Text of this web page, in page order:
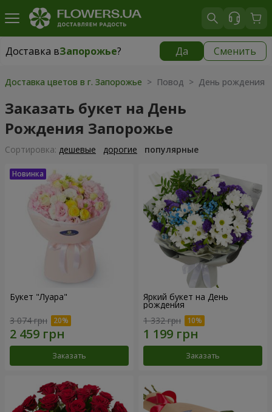
Доставка вЗапорожье? Да Сменить
Доставка вЗапорожье|
Доставка цветов в г. Запорожье > Повод > День рождения
Заказать букет на День
Рождения Запорожье
Cортировка: дешевые дорогие популярные
Букет "Луара"
3 074 грн
Заказать
Яркий букет на День
рождения
1 332 грн
Заказать